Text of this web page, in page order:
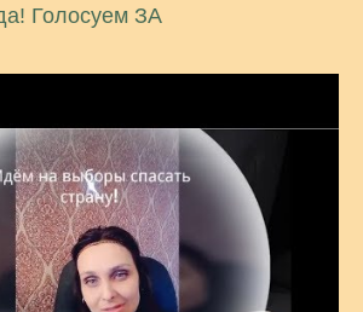
Голосуем ЗА